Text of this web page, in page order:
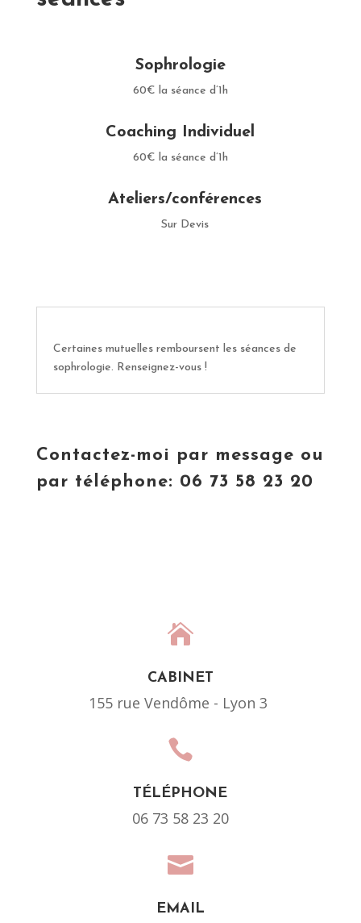
Sophrologie
60€ la séance d’1h
Coaching Individuel
60€ la séance d’1h
Ateliers/conférences
Sur Devis
Certaines mutuelles remboursent les séances de
sophrologie. Renseignez-vous !
Contactez-moi par message ou
par téléphone: 06 73 58 23 20

CABINET
155 rue Vendôme - Lyon 3

TÉLÉPHONE
06 73 58 23 20

EMAIL